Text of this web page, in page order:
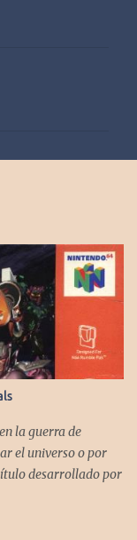
la guerra de
el universo o por
desarrollado por